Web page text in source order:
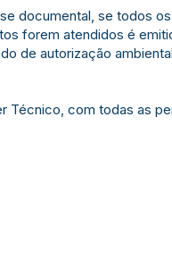
documental, se todos
forem atendidos é
de autorização
Técnico, com todas as